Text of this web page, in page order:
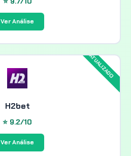
Ver Análise
H2bet
⭐ 9.2/10
Ver Análise